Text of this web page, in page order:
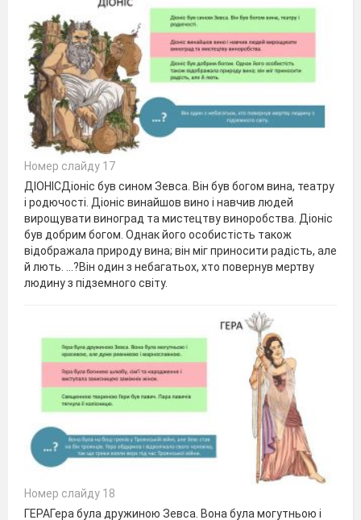
Номер слайду 17
ДІОНІСДіоніс був сином Зевса. Він був богом вина, театру
і родючості. Діоніс винайшов вино і навчив людей
вирощувати виноград та мистецтву виноробства. Діоніс
був добрим богом. Однак його особистість також
відображала природу вина; він міг приносити радість, але
й лють. …?Він один з небагатьох, хто повернув мертву
людину з підземного світу.
Номер слайду 18
ГЕРАГера була дружиною Зевса. Вона була могутньою і